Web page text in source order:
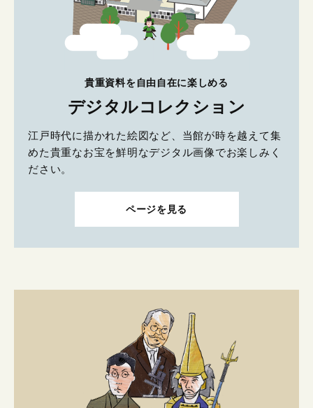
貴重資料を自由自在に楽しめる
デジタルコレクション
江戸時代に描かれた絵図など、当館が時を越えて集
めた貴重なお宝を鮮明なデジタル画像でお楽しみく
ださい。
ページを見る